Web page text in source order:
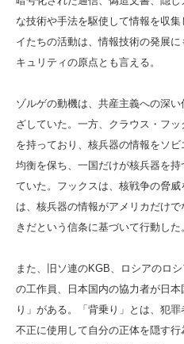
な技術や手法を駆使して情報を収
イたちの活動は、情報技術の発展
キュリティの原点とも言える。
ゾルゲの動機は、共産主義への深
ざしていた。一方、クラウス・フ
を持っており、核兵器の情報をソ
均衡を保ち、一国だけが核兵器を
ていた。フックスは、核戦争の脅
は、核兵器の情報がアメリカだけ
きだという信条に基づいて行動した
また、旧ソ連のKGB、ロシアのロ
の工作員、日本国内の協力者が日
り」がある。「背乗り」とは、犯
不正に使用して自分の正体を隠す